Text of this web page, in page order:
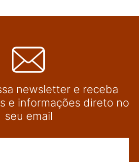
newsletter e receba
e informações direto no
seu email